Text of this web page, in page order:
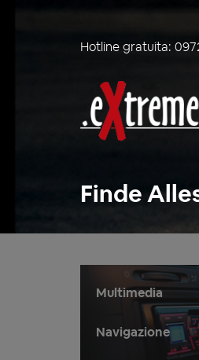
Hotline gratuita:
Finde
Multimedia
Navigazione